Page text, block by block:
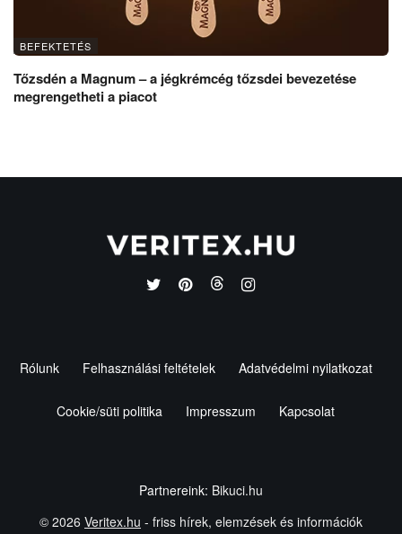
BEFEKTETÉS
Tőzsdén a Magnum – a jégkrémcég tőzsdei bevezetése
megrengetheti a piacot
Rólunk Felhasználási feltételek Adatvédelmi nyilatkozat
Cookie/süti politika Impresszum Kapcsolat
Partnereink: Bikuci.hu
© 2026 Veritex.hu - friss hírek, elemzések és információk